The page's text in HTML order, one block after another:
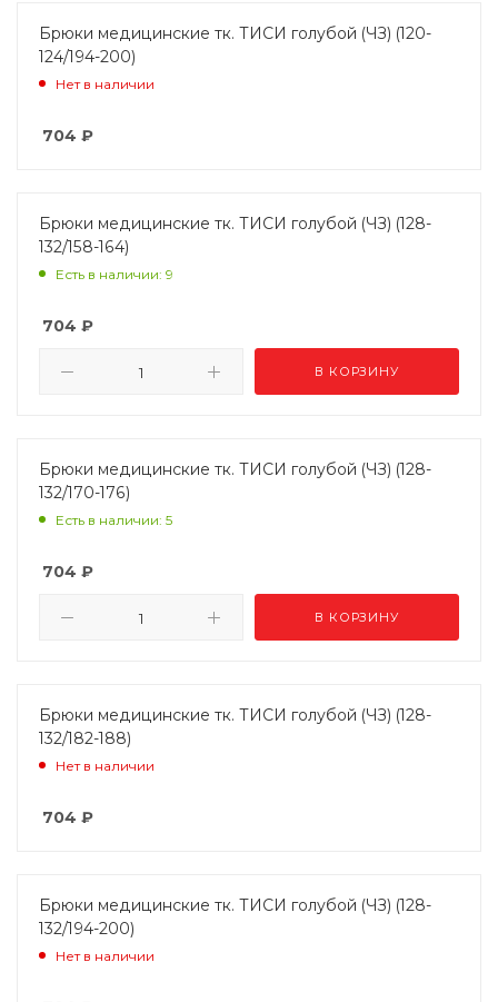
Брюки медицинские тк. ТИСИ голубой (ЧЗ) (120-
124/194-200)
Нет в наличии
704 ₽
Брюки медицинские тк. ТИСИ голубой (ЧЗ) (128-
132/158-164)
Есть в наличии: 9
704 ₽
В КОРЗИНУ
Брюки медицинские тк. ТИСИ голубой (ЧЗ) (128-
132/170-176)
Есть в наличии: 5
704 ₽
В КОРЗИНУ
Брюки медицинские тк. ТИСИ голубой (ЧЗ) (128-
132/182-188)
Нет в наличии
704 ₽
Брюки медицинские тк. ТИСИ голубой (ЧЗ) (128-
132/194-200)
Нет в наличии